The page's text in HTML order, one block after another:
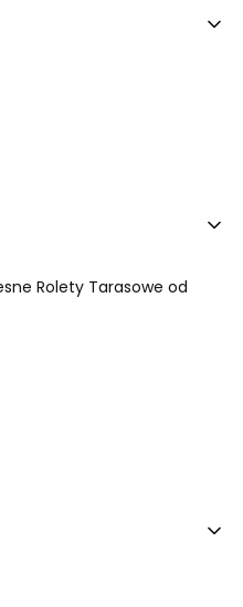
Rolety Tarasowe od